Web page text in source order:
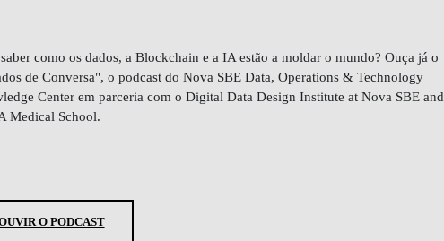
como os dados, a Blockchain e a IA estão a moldar o mundo? Ouça já o
de Conversa", o podcast do Nova SBE Data, Operations & Technology
Center em parceria com o Digital Data Design Institute at Nova SBE and
Medical School.
O PODCAST